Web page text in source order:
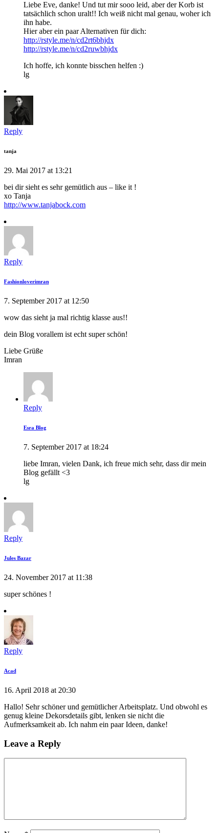
Liebe Eve, danke! Und tut mir sooo leid, aber der Korb ist
tatsächlich schon uralt!! Ich weiß nicht mal genau, woher ich
ihn habe.
Hier aber ein paar Alternativen für dich:
http://rstyle.me/n/cd2rt6bhjdx
http://rstyle.me/n/cd2ruwbhjdx
Ich hoffe, ich konnte bisschen helfen :)
lg
Reply
tanja
29. Mai 2017 at 13:21
bei dir sieht es sehr gemütlich aus – like it !
xo Tanja
http://www.tanjabock.com
Reply
Fashionloverimran
7. September 2017 at 12:50
wow das sieht ja mal richtig klasse aus!!
dein Blog vorallem ist echt super schön!
Liebe Grüße
Imran
Reply
Esra Blog
7. September 2017 at 18:24
liebe Imran, vielen Dank, ich freue mich sehr, dass dir mein
Blog gefällt <3
lg
Reply
Jules Bazar
24. November 2017 at 11:38
super schönes !
Reply
Acad
16. April 2018 at 20:30
Hallo! Sehr schöner und gemütlicher Arbeitsplatz. Und obwohl es
genug kleine Dekorsdetails gibt, lenken sie nicht die
Aufmerksamkeit ab. Ich nahm ein paar Ideen, danke!
Leave a Reply